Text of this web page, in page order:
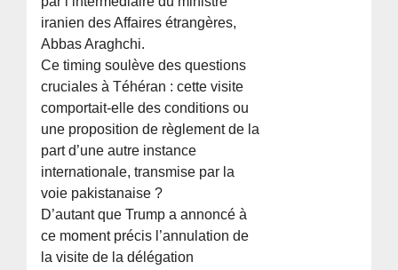
iranien des Affaires étrangères,
Abbas Araghchi.
Ce timing soulève des questions
cruciales à Téhéran : cette visite
comportait-elle des conditions ou
une proposition de règlement de la
part d’une autre instance
internationale, transmise par la
voie pakistanaise ?
D’autant que Trump a annoncé à
ce moment précis l’annulation de
la visite de la délégation